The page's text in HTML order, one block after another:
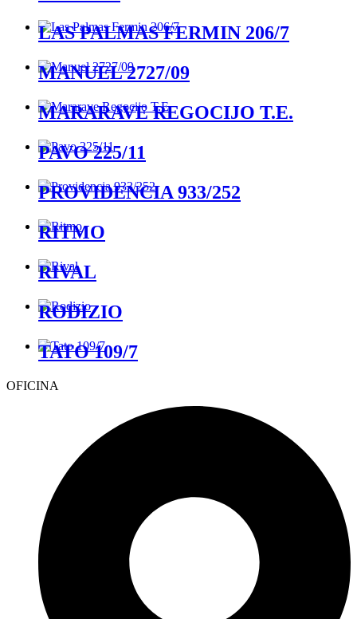
LAS PALMAS FERMIN 206/7
MANUEL 2727/09
MARARAVE REGOCIJO T.E.
PAVO 225/11
PROVIDENCIA 933/252
RITMO
RIVAL
RODIZIO
TATO 109/7
OFICINA